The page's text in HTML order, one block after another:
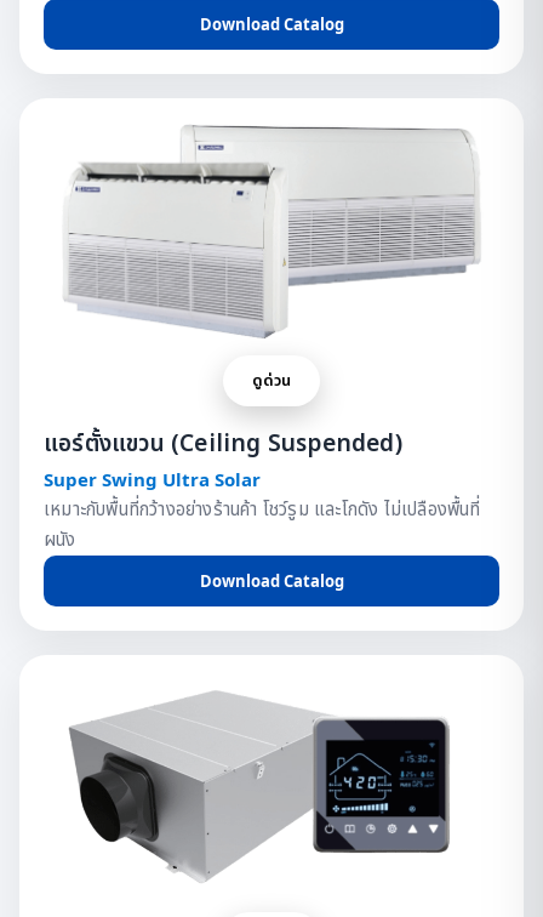
Download Catalog
ดูด่วน
แอร์ตั้งแขวน (Ceiling Suspended)
Super Swing Ultra Solar
เหมาะกับพื้นที่กว้างอย่างร้านค้า โชว์รูม และโกดัง ไม่เปลืองพื้นที่
ผนัง
Download Catalog